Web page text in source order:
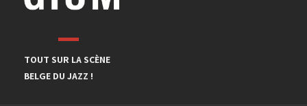
TOUT SUR LA SCÈNE
BELGE DU JAZZ !